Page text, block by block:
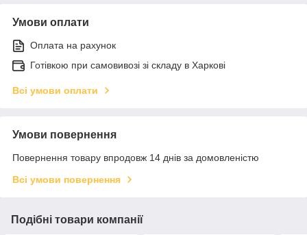
Умови оплати
Оплата на рахунок
Готівкою при самовивозі зі складу в Харкові
Всі умови оплати
Умови повернення
Повернення товару впродовж 14 днів за домовленістю
Всі умови повернення
Подібні товари компанії